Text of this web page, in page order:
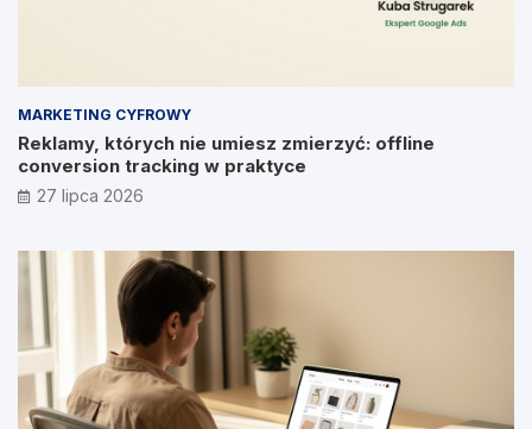
MARKETING CYFROWY
Reklamy, których nie umiesz zmierzyć: offline
conversion tracking w praktyce
27 lipca 2026